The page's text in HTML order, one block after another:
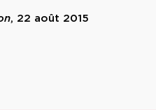
, 22 août 2015